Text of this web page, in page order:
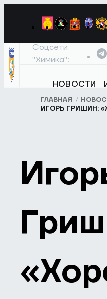
Соцсети
"Химика":
НОВОСТИ
ГЛАВНАЯ
ИГОРЬ ГРИШИН: